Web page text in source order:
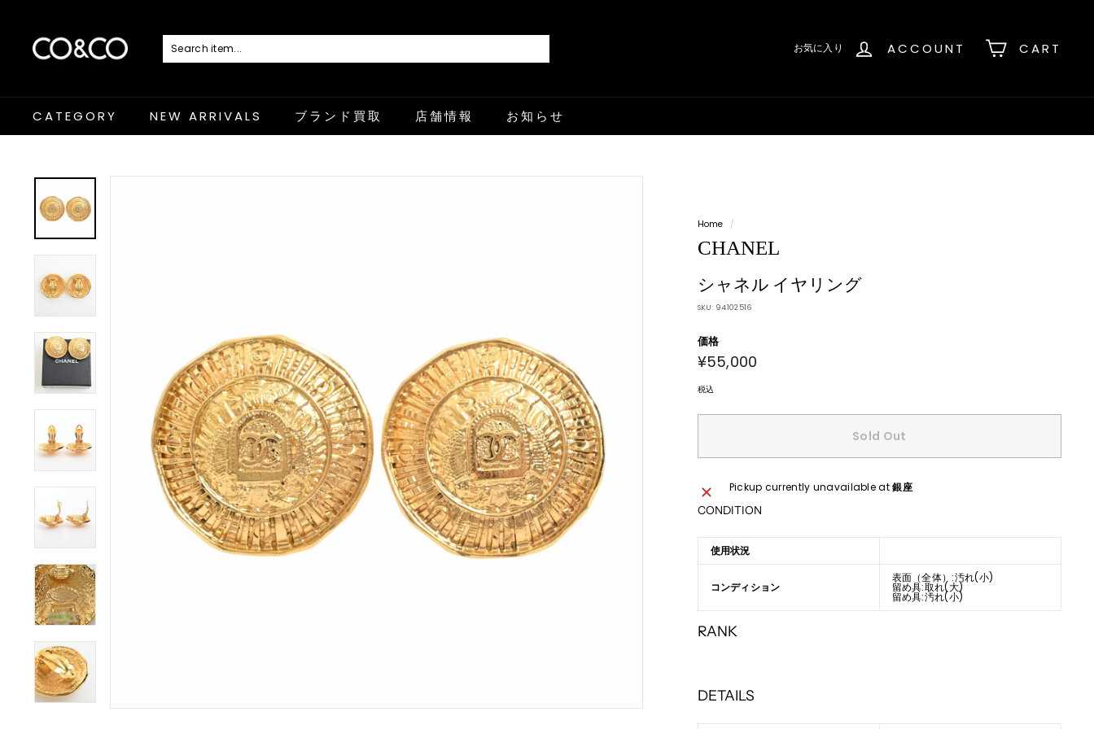
C
O
C
O
Search
お気に入り ACCOUNT CART
CATEGORY NEW ARRIVALS ブランド買取 店舗情報 お知らせ
Home /
CHANEL
シャネル イヤリング
SKU: 94102516
価格
通
常
格
¥55,000
税込
Sold Out
Pickup currently unavailable at銀座
CONDITION
使用状況
コンディション
表面（全体）:汚れ(小)
留め具:取れ(大)
留め具:汚れ(小)
RANK
DETAILS